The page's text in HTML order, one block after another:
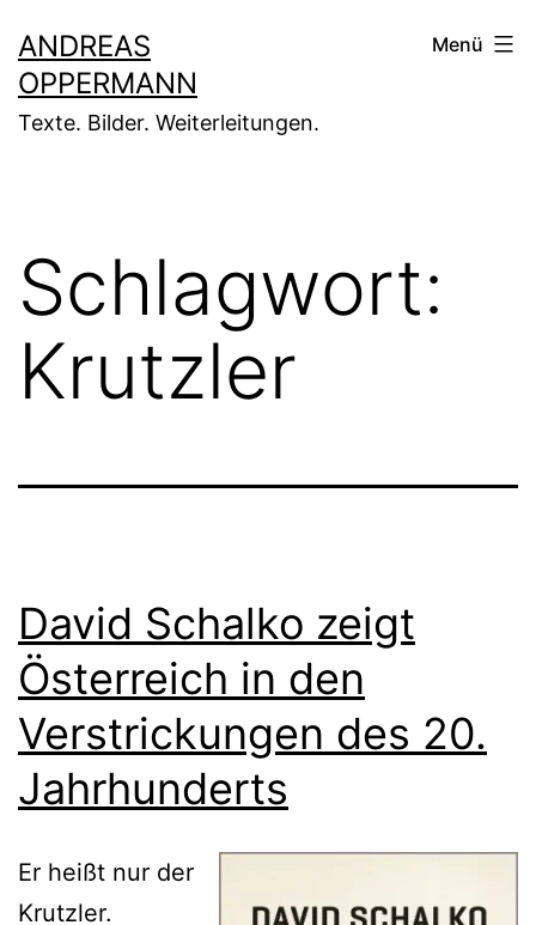
Inhalt
springen
ANDREAS
OPPERMANN
Texte. Bilder. Weiterleitungen.
Menü
Schlagwort:
Krutzler
David Schalko zeigt
Österreich in den
Verstrickungen des 20.
Jahrhunderts
Er heißt nur der
Krutzler.